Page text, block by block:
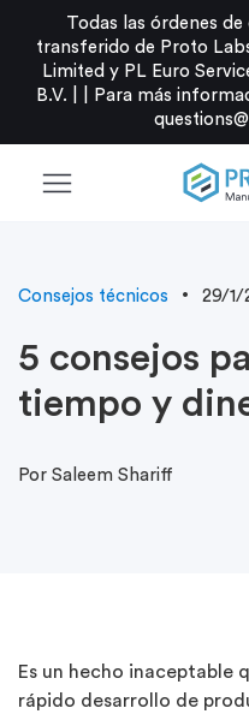
Todas las órdenes
transferido de Proto
Limited y PL Euro
B.V. |
Para más
menu
Consejos técnicos 29/1/
5 consejos
tiempo y
Por Saleem Shariff
Es un hecho inaceptable
rápido desarrollo de